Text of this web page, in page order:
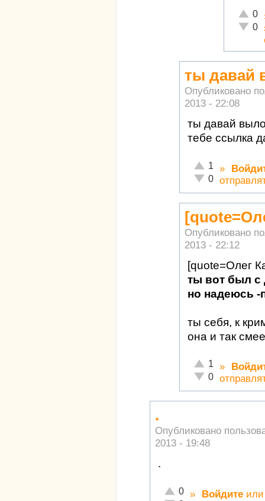
0
0
ты давай
Опубликовано
2013 - 22:08
ты давай
тебе ссылка
Отлично!
1
Неадекватно!
0
»
Опубликовано
2013 - 22:12
[quote=Олег
ты вот был с
но надеюсь
ты себя, к
она и так
Отлично!
1
Неадекватно!
0
»
.
Опубликовано
2013 - 19:48
.
Отлично!
0 » Войдите